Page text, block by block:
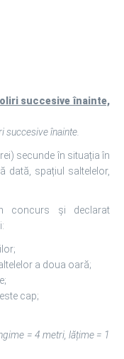
succesive înainte,
succesive înainte.
secunde în situația în
dată, spațiul saltelelor,
concurs și declarat
a doua oară;
cap;
= 4 metri, lățime = 1